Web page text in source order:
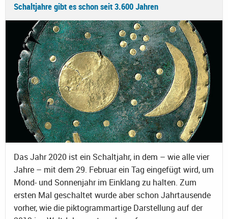
Schaltjahre gibt es schon seit 3.600 Jahren
Das Jahr 2020 ist ein Schaltjahr, in dem – wie alle vier
Jahre – mit dem 29. Februar ein Tag eingefügt wird, um
Mond- und Sonnenjahr im Einklang zu halten. Zum
ersten Mal geschaltet wurde aber schon Jahrtausende
vorher, wie die piktogrammartige Darstellung auf der